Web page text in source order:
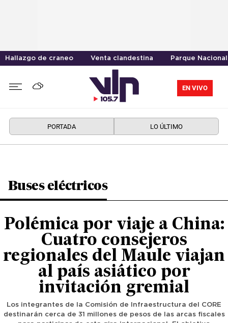
Hallazgo de craneo Venta clandestina Parque
EN VIVO
PORTADA LO ÚLTIMO
Buses eléctricos
Polémica por viaje a China:
Cuatro consejeros
regionales del Maule viajan
al país asiático por
invitación gremial
Los integrantes de la Comisión de Infraestructura del CORE
destinarán cerca de 31 millones de pesos de las arcas fiscales